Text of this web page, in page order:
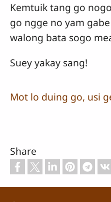
Kemtuik tang go
go ngge no yam
walong bata sogo
Suey yakay sang!
Mot lo duing go, usi
Share
Footer